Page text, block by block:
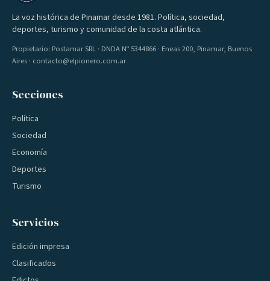
La voz histórica de Pinamar desde 1981. Política, sociedad,
deportes, turismo y comunidad de la costa atlántica.
Propietario: Postamar SRL · DNDA Nº 5344866 · Eneas 200, Pinamar, Buenos
Aires · contacto@elpionero.com.ar
Secciones
Política
Sociedad
Economía
Deportes
Turismo
Servicios
Edición impresa
Clasificados